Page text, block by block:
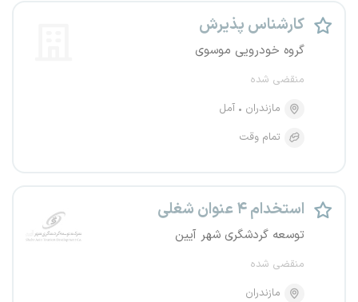
کارشناس پذیرش
گروه خودرویی موسوی
منقضی شده
مازندران
آمل
تمام وقت
استخدام ۴ عنوان شغلی
توسعه گردشگری شهر آیین
منقضی شده
مازندران